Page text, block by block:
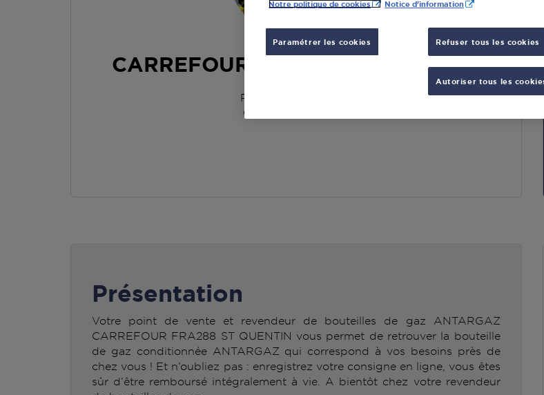
CARREFOUR FRA288 ST QUENTIN
ROUTE DE BOHAIN
02100
Présentation
Votre point de vente et revendeur de bouteilles de gaz ANTARGAZ
CARREFOUR FRA288 ST QUENTIN vous permet de retrouver la bouteille
de gaz conditionnée ANTARGAZ qui correspond à vos besoins près de
chez vous ! Et n’oubliez pas : enregistrez votre consigne en ligne, vous êtes
sûr d’être remboursé intégralement à vie. A bientôt chez votre revendeur
Notre politique de cookies Notice d'information
Paramétrer les cookies Refuser tous les cookies
Autoriser tous les